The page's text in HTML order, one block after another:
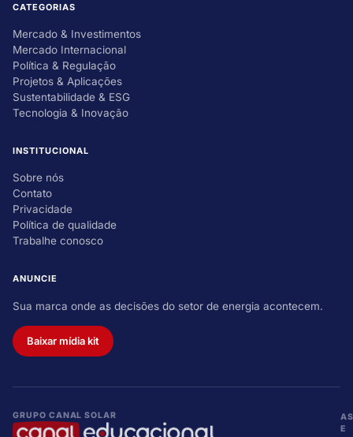
CATEGORIAS
Mercado & Investimentos
Mercado Internacional
Política & Regulação
Projetos & Aplicações
Sustentabilidade & ESG
Tecnologia & Inovação
INSTITUCIONAL
Sobre nós
Contato
Privacidade
Política de qualidade
Trabalhe conosco
ANUNCIE
Sua marca onde as decisões do setor de energia acontecem.
Baixar mídia kit
GRUPO CANAL SOLAR
E